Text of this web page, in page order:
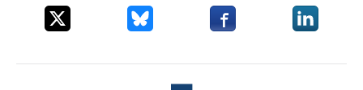
Deel dit item op XDeel dit item op Bluesky
Deel dit item opDeel dit